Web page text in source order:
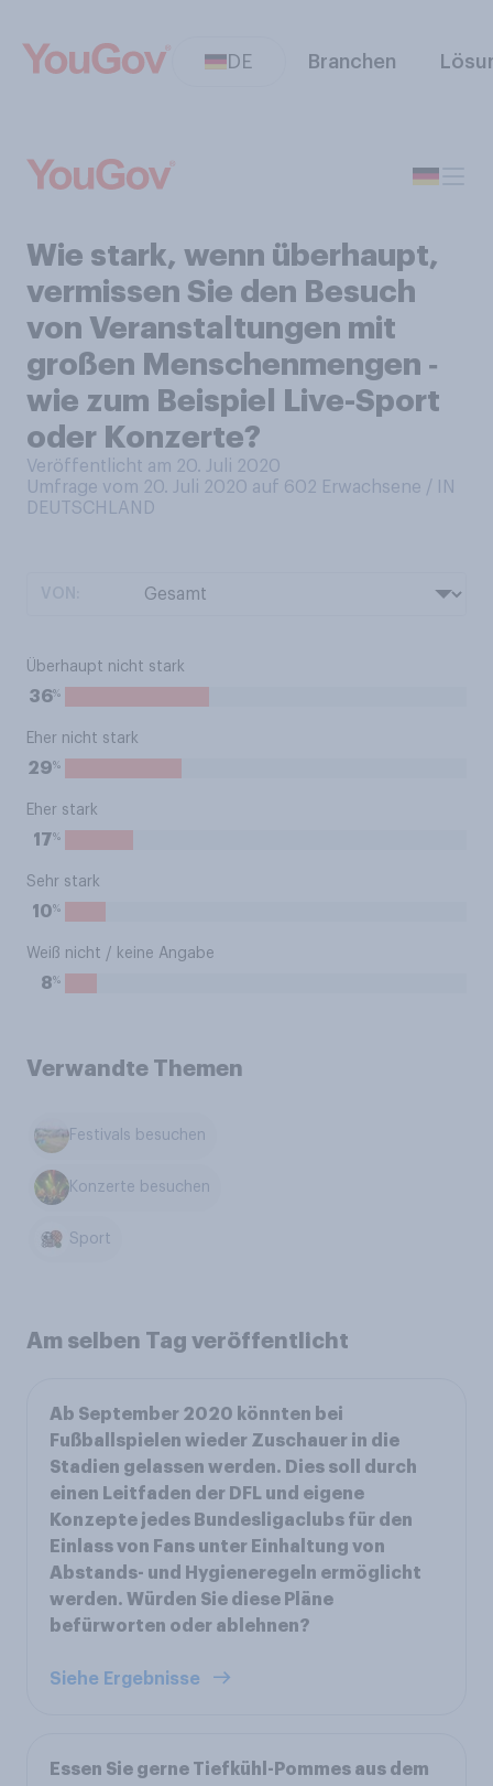
DE Branchen
Wie stark, wenn überhaupt,
vermissen Sie den Besuch
von Veranstaltungen mit
großen Menschenmengen ‑
wie zum Beispiel Live-Sport
oder Konzerte?
Veröffentlicht am 20. Juli 2020
Umfrage vom 20. Juli 2020 auf 602 Erwachsene / IN
DEUTSCHLAND
Überhaupt nicht stark
36%
Eher nicht stark
29%
Eher stark
17%
Sehr stark
10%
Weiß nicht / keine Angabe
8%
Verwandte Themen
Festivals besuchen
Konzerte besuchen
Sport
Am selben Tag veröffentlicht
Ab September 2020 könnten bei
Fußballspielen wieder Zuschauer in die
Stadien gelassen werden. Dies soll durch
einen Leitfaden der DFL und eigene
Konzepte jedes Bundesligaclubs für den
Einlass von Fans unter Einhaltung von
Abstands- und Hygieneregeln ermöglicht
werden. Würden Sie diese Pläne
befürworten oder ablehnen?
Siehe Ergebnisse
Essen Sie gerne Tiefkühl-Pommes aus dem